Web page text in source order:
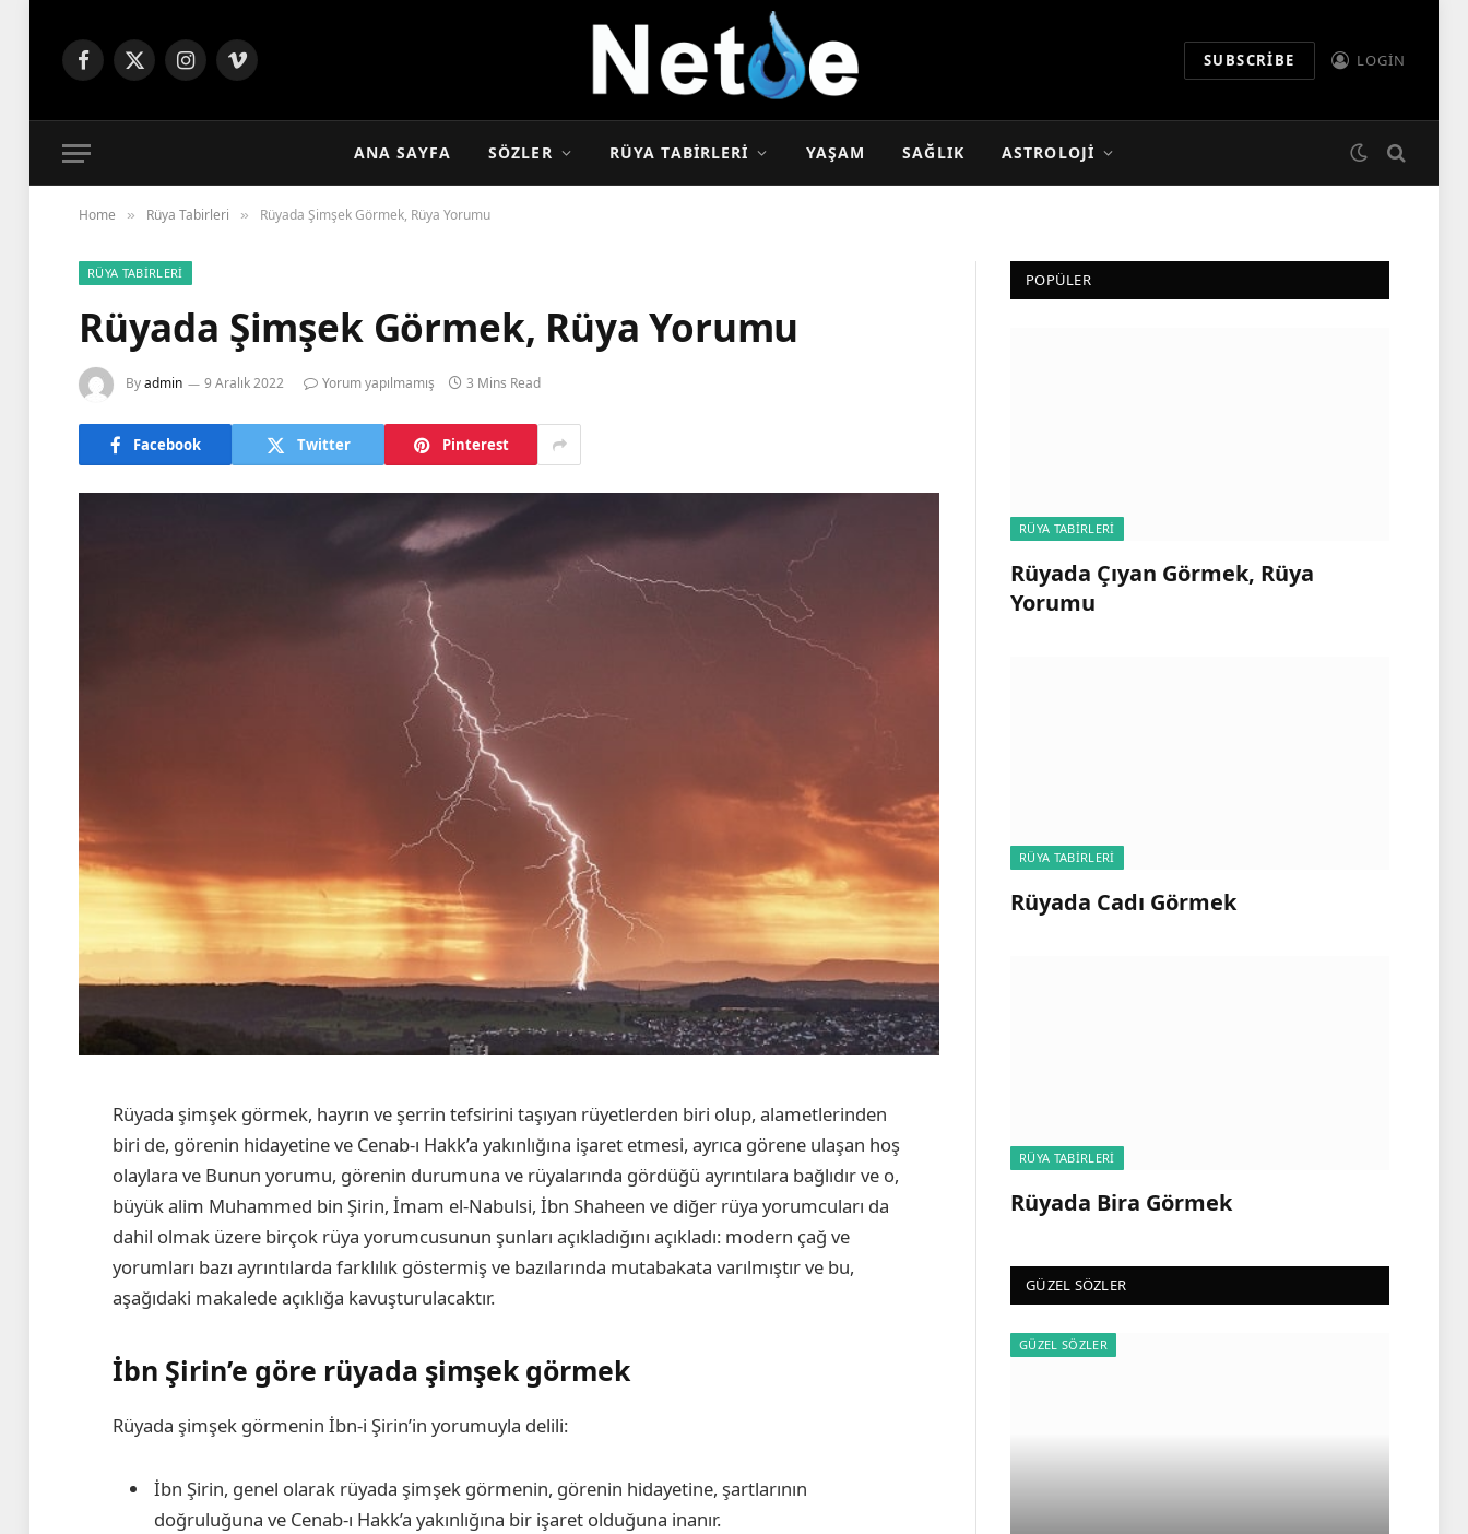
Facebook
X
Instagram
Vimeo SUBSCRIBE LOGIN
ANA SAYFA SÖZLER RÜYA TABIRLERI YAŞAM SAĞLIK ASTROLOJI
Home » Rüya Tabirleri » Rüyada Şimşek Görmek, Rüya Yorumu
RÜYA TABIRLERI
Rüyada Şimşek Görmek, Rüya Yorumu
Byadmin 9 Aralık 2022 Yorum yapılmamış 3 Mins Read
Facebook Twitter Pinterest
Rüyada şimşek görmek, hayrın ve şerrin tefsirini taşıyan rüyetlerden biri olup, alametlerinden
biri de, görenin hidayetine ve Cenab-ı Hakk’a yakınlığına işaret etmesi, ayrıca görene ulaşan hoş
olaylara ve Bunun yorumu, görenin durumuna ve rüyalarında gördüğü ayrıntılara bağlıdır ve o,
büyük alim Muhammed bin Şirin, İmam el-Nabulsi, İbn Shaheen ve diğer rüya yorumcuları da
dahil olmak üzere birçok rüya yorumcusunun şunları açıkladığını açıkladı: modern çağ ve
yorumları bazı ayrıntılarda farklılık göstermiş ve bazılarında mutabakata varılmıştır ve bu,
aşağıdaki makalede açıklığa kavuşturulacaktır.
İbn Şirin’e göre rüyada şimşek görmek
Rüyada şimşek görmenin İbn-i Şirin’in yorumuyla delili:
İbn Şirin, genel olarak rüyada şimşek görmenin, görenin hidayetine, şartlarının
doğruluğuna ve Cenab-ı Hakk’a yakınlığına bir işaret olduğuna inanır.
POPÜLER
RÜYA TABIRLERI
Rüyada Çıyan Görmek, Rüya
Yorumu
RÜYA TABIRLERI
Rüyada Cadı Görmek
RÜYA TABIRLERI
Rüyada Bira Görmek
GÜZEL SÖZLER
GÜZEL SÖZLER